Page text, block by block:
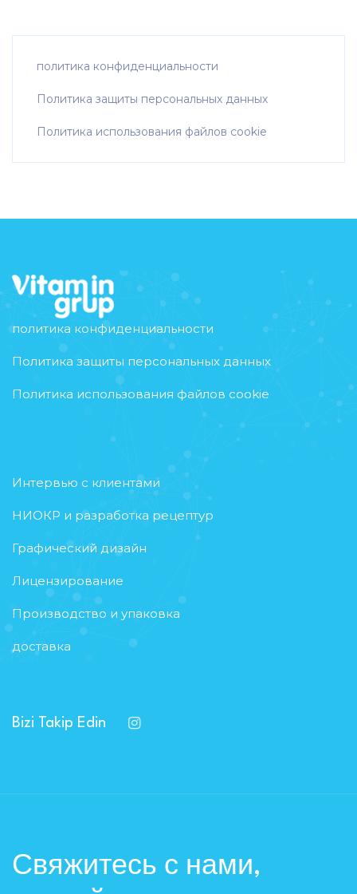
политика конфиденциальности
Политика защиты персональных данных
Политика использования файлов cookie
политика конфиденциальности
Политика защиты персональных данных
Политика использования файлов cookie
Интервью с клиентами
НИОКР и разработка рецептур
Графический дизайн
Лицензирование
Производство и упаковка
доставка
Bizi Takip Edin
Свяжитесь с нами,